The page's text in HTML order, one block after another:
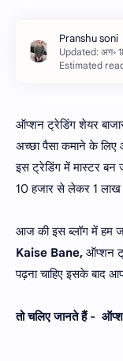
Estimated
ऑप्शन ट्रेडिंग शेयर
अच्छा पैसा कमाने के लिए
इस ट्रेडिंग में मास्टर बन
10 हजार से लेकर 1 लाख
आज की इस ब्लॉग में हम
Kaise Bane, ऑप्शन
पढ़ना चाहिए इसके बाद
तो चलिए जानते हैं -